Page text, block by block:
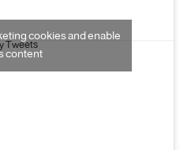
Tweetscookies and enable
content